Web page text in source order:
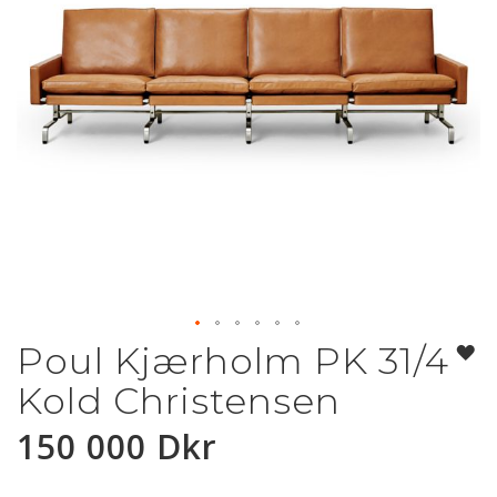
Hoppa
till
början
av
bildgalleriet
Poul Kjærholm PK 31/4
Kold Christensen
150 000 Dkr